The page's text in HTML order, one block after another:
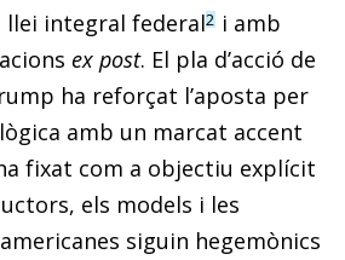
llei integral federal2 i amb
ex post. El pla d’acció de
ha reforçat l’aposta per
amb un marcat accent
fixat com a objectiu explícit
els models i les
siguin hegemònics